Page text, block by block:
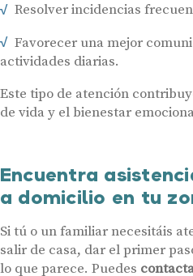
Resolver incidencias
Favorecer una mejor
actividades diarias.
Este tipo de atención
de vida y el bienestar
Encuentra
a domicilio en tu
Si tú o un familiar necesitáis
salir de casa, dar el primer
lo que parece. Puedes